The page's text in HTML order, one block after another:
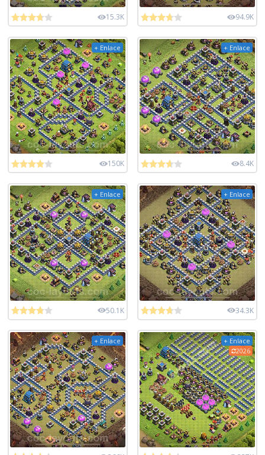
15.3K 94.9K
+ Enlace
150K
+ Enlace
8.4K
+ Enlace
50.1K
+ Enlace
34.3K
+ Enlace
+ Enlace
2026